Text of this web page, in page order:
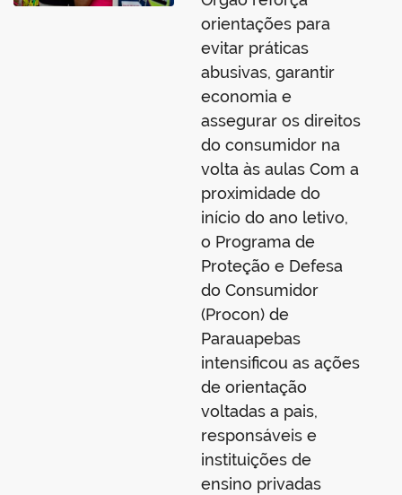
orientações para
evitar práticas
abusivas, garantir
economia e
assegurar os direitos
do consumidor na
volta às aulas Com a
proximidade do
início do ano letivo,
o Programa de
Proteção e Defesa
do Consumidor
(Procon) de
Parauapebas
intensificou as ações
de orientação
voltadas a pais,
responsáveis e
instituições de
ensino privadas